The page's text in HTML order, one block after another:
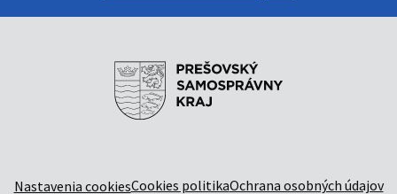
Nastavenia cookiesCookies politikaOchrana osobných údajov